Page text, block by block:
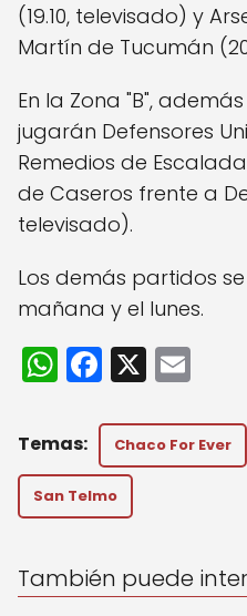
(19.10, televisado) y
Martín de Tucumán
En la Zona "B",
jugarán Defensores
Remedios de
de Caseros frente a
televisado).
Los demás partidos
mañana y el lunes.
W
h
a
ts
A
p
F
a
c
e
b
o
X
ai
l
Chaco For Ever
San Telmo
También puede